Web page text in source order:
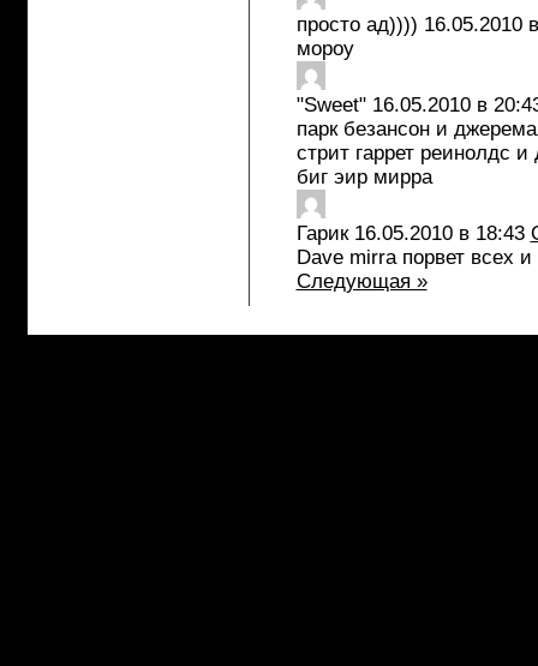
просто ад)))) 16.05.2010
мороу
"Sweet" 16.05.2010 в
парк безансон и
стрит гаррет реинолдс и
биг эир мирра
Гарик 16.05.2010 в 18:43
Dave mirra порвет всех и
Следующая »